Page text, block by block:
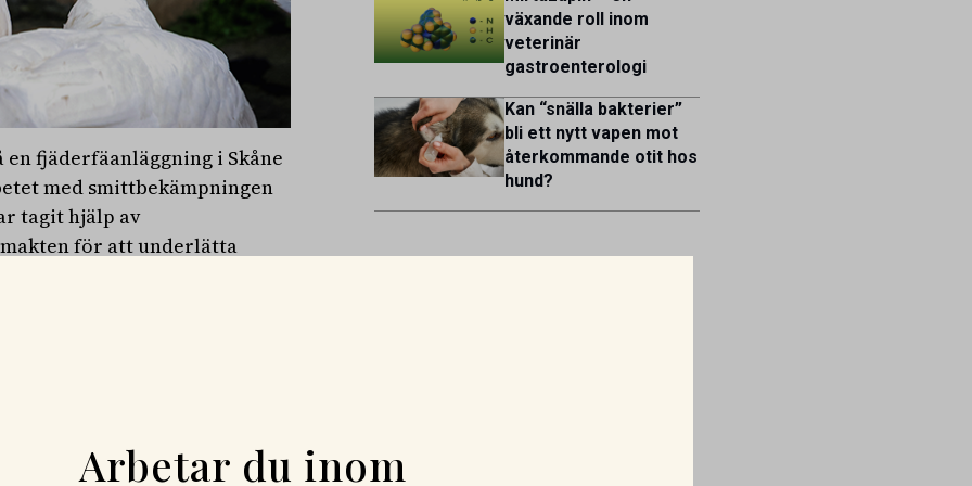
en fjäderfäanläggning i Skåne
med smittbekämpningen
tagit hjälp av
för att underlätta
i södra Skåne
i två av gårdens tolv hus.
byggnaderna skulle
ökad dödlighet.
och därför avlivas även
på
växande roll inom
veterinär
gastroenterologi
Kan “snälla bakterier”
bli ett nytt vapen mot
återkommande otit hos
hund?
Arbetar du inom